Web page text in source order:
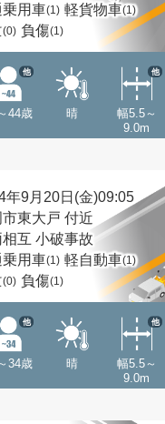
用車(1) 軽貨物車(1)
(0) 負傷(1)
44歳
他
晴
幅5.5～
9.0m
他
年9月20日(金)09:05
東大戸 付近
互 小破事故
用車(1) 軽自動車(1)
(0) 負傷(1)
34歳
他
晴
幅5.5～
9.0m
他